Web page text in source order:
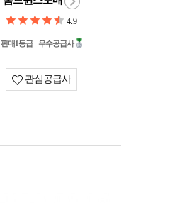
4.9
판매1등급 우수공급사
관심공급사